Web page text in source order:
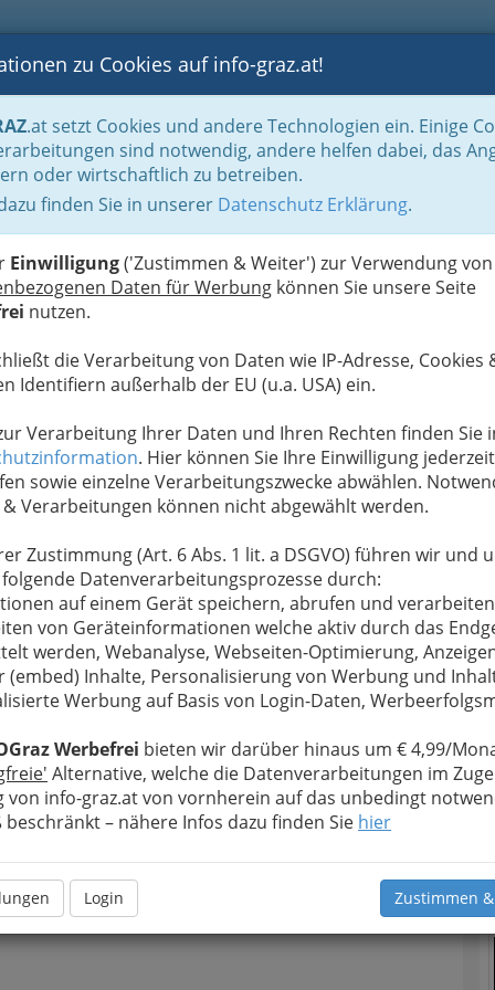
BLOGS FOTOS GASTRONOMIE BRANCHEN
zu Cookies auf info-graz.at!
.at setzt Cookies und andere Technologien ein. Einige
sind notwendig, andere helfen dabei, das
oder wirtschaftlich zu betreiben.
finden Sie in unserer Datenschutz Erklärung.
Einwilligung('Zustimmen & Weiter') zur Verwendung von
Daten für Werbung können Sie unsere Seite
nutzen.
die Verarbeitung von Daten wie IP-Adresse, Cookies
Identifiern außerhalb der EU (u.a. USA) ein.
Verarbeitung Ihrer Daten und Ihren Rechten finden Sie
. Hier können Sie Ihre Einwilligung jederzeit
sowie einzelne Verarbeitungszwecke abwählen.
& Verarbeitungen können nicht abgewählt werden.
Zustimmung (Art. 6 Abs. 1 lit. a DSGVO) führen wir und
Datenverarbeitungsprozesse durch:
auf einem Gerät speichern, abrufen und
von Geräteinformationen welche aktiv durch das
werden, Webanalyse, Webseiten-Optimierung,
(embed) Inhalte, Personalisierung von Werbung und
Werbung auf Basis von Login-Daten,
Werbefrei bieten wir darüber hinaus um € 4,99/
Alternative, welche die Datenverarbeitungen im
von info-graz.at von vornherein auf das unbedingt
beschränkt – nähere Infos dazu finden Sie hier
Login Zustimmen
Reinigung & Service Rauchfangkehrer und Rauchfangkehrerinnen
Ihre Nachricht wird nach dem Absenden
Erich Wolf weitergeleitet.
Meine Nachricht